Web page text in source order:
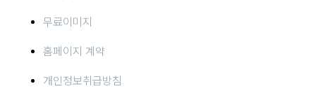
무료이미지
홈페이지 계약
개인정보취급방침